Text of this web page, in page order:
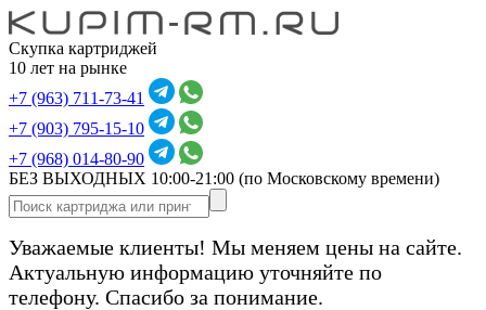
Скупка картриджей
10 лет на рынке
+7 (963) 711-73-41
+7 (903) 795-15-10
+7 (968) 014-80-90
БЕЗ ВЫХОДНЫХ 10:00-21:00 (по Московскому времени)
Уважаемые клиенты! Мы меняем цены на сайте.
Актуальную информацию уточняйте по
телефону. Спасибо за понимание.